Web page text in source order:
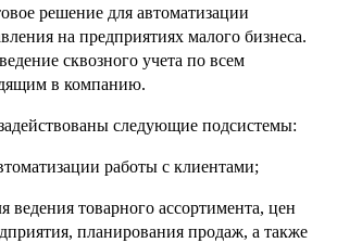
решение для автоматизации
на предприятиях малого бизнеса.
сквозного учета по всем
в компанию.
следующие подсистемы:
работы с клиентами;
ведения товарного ассортимента, цен
планирования продаж, а также